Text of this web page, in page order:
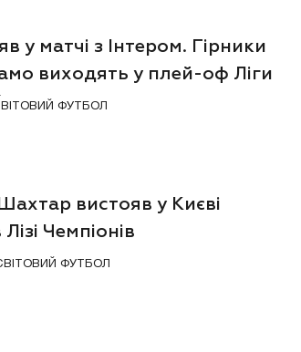
у матчі з Інтером. Гірники
виходять у плей-оф Ліги
ФУТБОЛ
вистояв у Києві
Чемпіонів
СВІТОВИЙ ФУТБОЛ